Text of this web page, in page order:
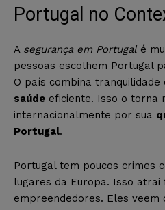
Portugal no
A segurança em Portugal é
pessoas escolhem Portugal
O país combina tranquilidade
saúde eficiente. Isso o torna
internacionalmente por sua
Portugal.
Portugal tem poucos crimes
lugares da Europa. Isso atrai
empreendedores. Eles veem